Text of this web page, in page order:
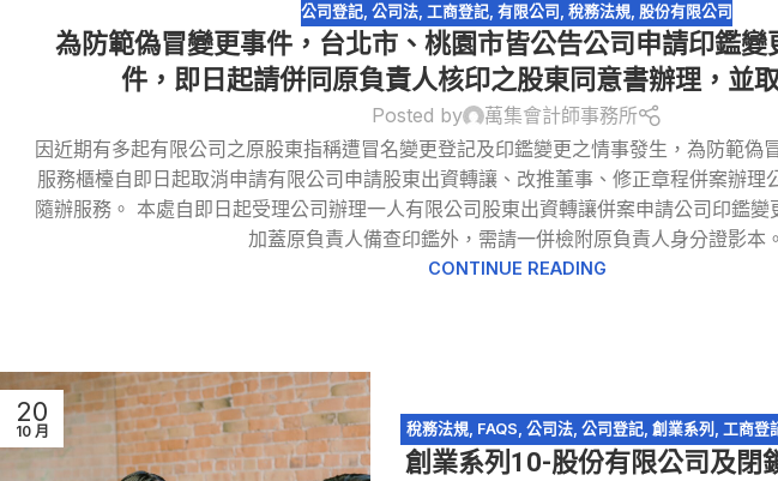
09
9 月
公司登記 ,公司法 工商登記 ,有限公司 ,稅務法規 股份有限公司
為防範偽冒變更事件，台北市、桃園市皆公告公司申請印鑑變
件，即日起請併同原負責人核印之股東同意書辦理，並
Posted by
萬集會計師事務所
因近期有多起有限公司之原股東指稱遭冒名變更登記及印鑑變更之情事發生，為防範偽
服務櫃檯自即日起取消申請有限公司申請股東出資轉讓、改推董事、修正章程併案辦理
隨辦服務。 本處自即日起受理公司辦理一人有限公司股東出資轉讓併案申請公司印鑑
加蓋原負責人備查印鑑外，需請一併檢附原負責人身分證影本。
CONTINUE READING
20
10 月 稅務法規, FAQS,公司法,公司登記,創業系列 ,工商登
型股份有限公司
創業系列10-股份有限公司及閉